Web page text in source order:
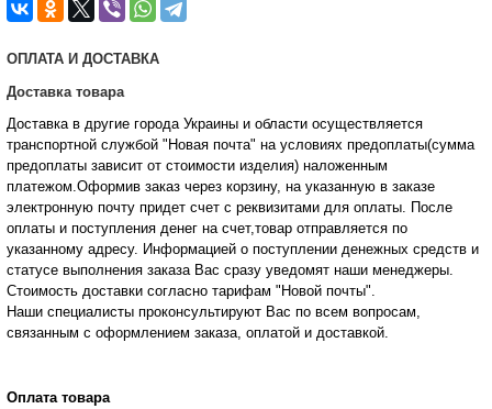
ОПЛАТА И ДОСТАВКА
Доставка товара
Доставка в другие города Украины и области осуществляется
транспортной службой "Новая почта" на условиях предоплаты(сумма
предоплаты зависит от стоимости изделия) наложенным
платежом.Оформив заказ через корзину, на указанную в заказе
электронную почту придет счет с реквизитами для оплаты. После
оплаты и поступления денег на счет,товар отправляется по
указанному адресу. Информацией о поступлении денежных средств и
статусе выполнения заказа Вас сразу уведомят наши менеджеры.
Стоимость доставки согласно тарифам "Новой почты".
Наши специалисты проконсультируют Вас по всем вопросам,
связанным с оформлением заказа, оплатой и доставкой.
Оплата товара